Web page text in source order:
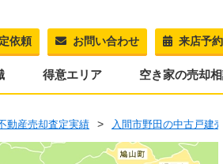
依頼 お問い合わせ 来店予約
得意エリア 空き家の売却
動産売却査定実績 入間市野田の中古戸建